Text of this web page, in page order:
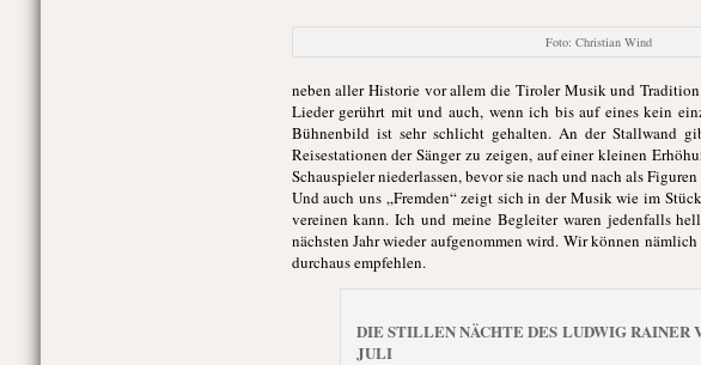
Foto: Christian Wind
neben aller Historie vor allem die Tiroler Musik und
Lieder gerührt mit und auch, wenn ich bis auf eines kein
Bühnenbild ist sehr schlicht gehalten. An der Stallwand
Reisestationen der Sänger zu zeigen, auf einer kleinen
Schauspieler niederlassen, bevor sie nach und nach als
Und auch uns „Fremden“ zeigt sich in der Musik wie im
vereinen kann. Ich und meine Begleiter waren jedenfalls
nächsten Jahr wieder aufgenommen wird. Wir können
durchaus empfehlen.
DIE STILLEN NÄCHTE DES LUDWIG RAINER
JULI